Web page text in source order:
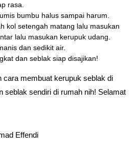
rasa.
bumbu halus sampai harum.
kol setengah matang lalu masukan
lalu masukan kerupuk udang.
dan sedikit air.
dan seblak siap disajikan!
cara membuat kerupuk seblak di
seblak sendiri di rumah nih! Selamat
Effendi